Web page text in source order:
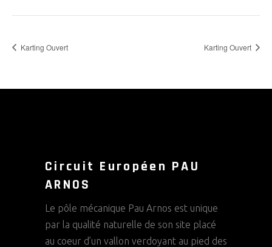
Karting Ouvert Karting Ouvert
Circuit Européen PAU
ARNOS
Le pôle mécanique Pau Arnos est unique
par la qualité naturelle de son site placé
au coeur d’un vallon verdoyant au pied des